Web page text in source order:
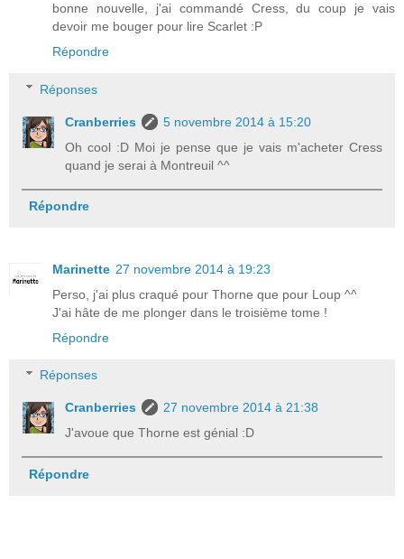
bonne nouvelle, j'ai commandé Cress, du coup je vais
devoir me bouger pour lire Scarlet :P
Répondre
Réponses
Cranberries
5 novembre 2014 à 15:20
Oh cool :D Moi je pense que je vais m'acheter Cress
quand je serai à Montreuil ^^
Répondre
Marinette 27 novembre 2014 à 19:23
Perso, j'ai plus craqué pour Thorne que pour Loup ^^
J'ai hâte de me plonger dans le troisième tome !
Répondre
Réponses
Cranberries
27 novembre 2014 à 21:38
J'avoue que Thorne est génial :D
Répondre